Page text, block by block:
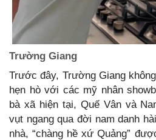
Trường Giang
Trước đây, Trường Giang
hẹn hò với các mỹ nhân
bà xã hiện tại, Quế Vân và
vụt ngang qua đời nam danh
nhà, “chàng hề xứ Quảng”